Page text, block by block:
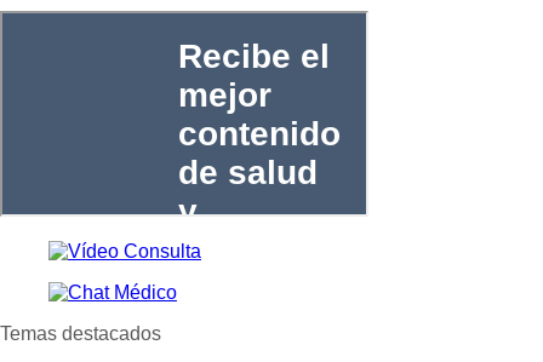
Temas destacados